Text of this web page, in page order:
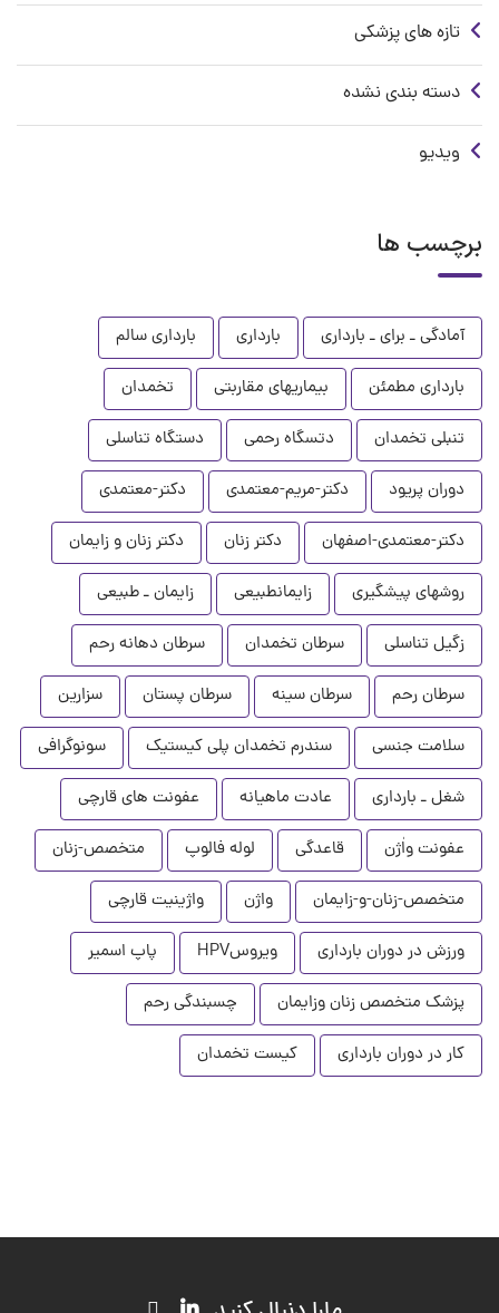
تازه های پزشکی
دسته بندی نشده
ویدیو
برچسب ها
آمادگی ـ برای ـ بارداری بارداری
بارداری سالم
بارداری مطمئن
بیماریهای مقاربتی
تخمدان
تنبلی تخمدان
دتسگاه رحمی
دستگاه تناسلی
دوران پریود
دکتر-مریم-معتمدی
دکتر-معتمدی
دکتر-معتمدی-اصفهان
دکتر زنان
دکتر زنان و زایمان
روشهای پیشگیری
زایمانطبیعی
زایمان ـ طبیعی
زگیل تناسلی
سرطان تخمدان
سرطان دهانه رحم
سرطان رحم
سرطان سینه سرطان پستان
سزارین
سلامت جنسی
سندرم تخمدان پلی کیستیک
سونوگرافی
شغل ـ بارداری
عادت ماهیانه
عفونت های قارچی
عفونت واٰژن
قاعدگی لوله فالوپ
متخصص-زنان
متخصص-زنان-و-زایمان
واژن
واژینیت قارچی
ورزش در دوران بارداری
ویروسHPV
پاپ اسمیر
پزشک متخصص زنان وزایمان
چسبندگی رحم
کار در دوران بارداری
کیست تخمدان